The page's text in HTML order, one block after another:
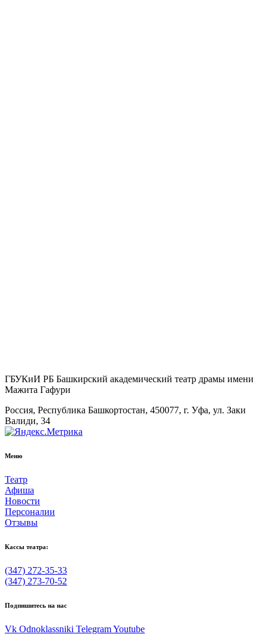
ГБУКиИ РБ Башкирский академический театр драмы имени
Мажита Гафури
Россия, Республика Башкортостан, 450077, г. Уфа, ул. Заки
Валиди, 34
Меню
Театр
Афиша
Новости
Персоналии
Отзывы
Кассы театра:
(347) 272-35-33
(347) 273-70-52
Подпишитесь на нас
Vk Odnoklassniki TelegramYoutube